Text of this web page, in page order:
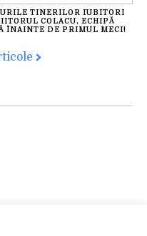
TINERILOR IUBITORI
COLACU, ECHIPĂ
ÎNAINTE DE PRIMUL MECI!